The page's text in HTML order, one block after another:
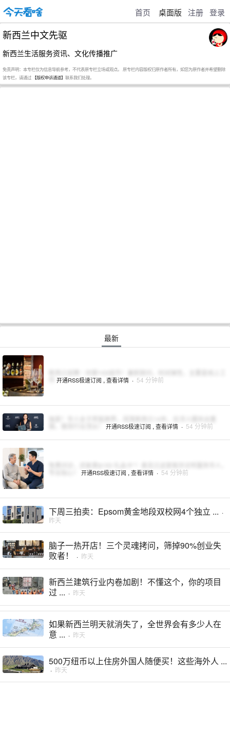
首页 桌面版 注册 登录
新西兰中文先驱
新西兰生活服务资讯、文化传播推广
免责声明：本专栏仅为信息导航参考，不代表原专栏立场或观点。 原专栏内容版权归原作者所有，如您为原作者并希望删除
该专栏，请通过 【版权申诉通道】 联系我们处理。
最新
开通RSS极速订阅 , 查看详情 · 54 分钟前
开通RSS极速订阅 , 查看详情 · 54 分钟前
开通RSS极速订阅 , 查看详情 · 54 分钟前
下周三拍卖：Epsom黄金地段双校网4个独立 ... ·
昨天
脑子一热开店！三个灵魂拷问，筛掉90%创业失
败者！
· 昨天
新西兰建筑行业内卷加剧！不懂这个，你的项目
过 ... · 昨天
如果新西兰明天就消失了，全世界会有多少人在
意 ... · 昨天
500万纽币以上住房外国人随便买！这些海外人 ...
· 昨天